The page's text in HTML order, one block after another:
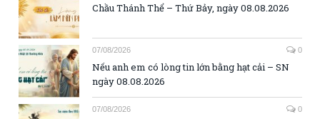
Chầu Thánh Thể – Thứ Bảy, ngày 08.08.2026
07/08/2026 0
Nếu anh em có lòng tin lớn bằng hạt cải – SN
ngày 08.08.2026
07/08/2026 0